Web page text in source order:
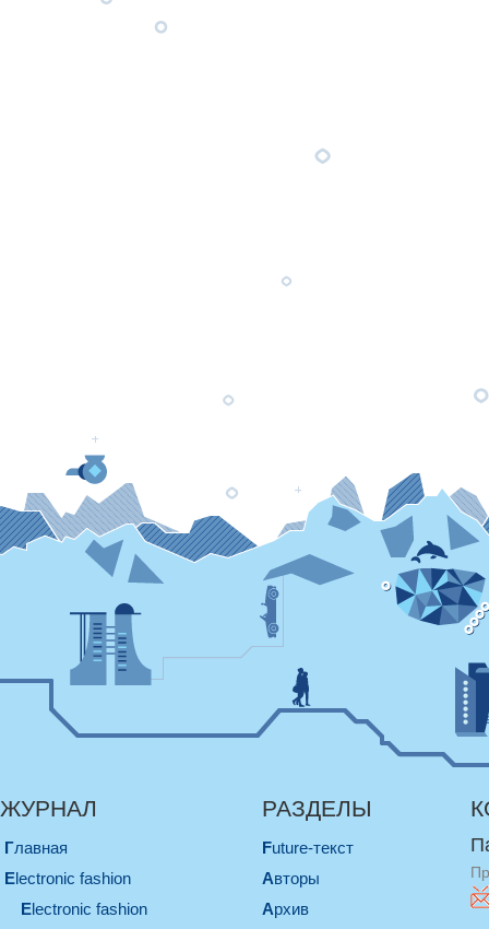
ЖУРНАЛ
Главная
electronic fashion
electronic fashion
РАЗДЕЛЫ
Future-текст
Авторы
Архив